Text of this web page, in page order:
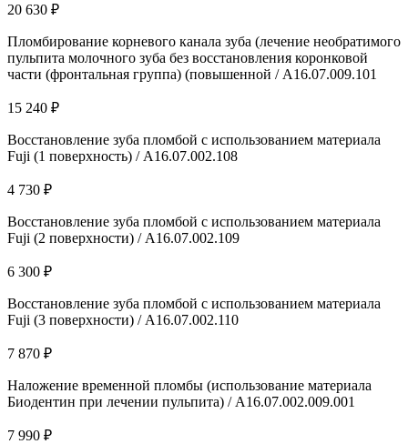
20 630 ₽
Пломбирование корневого канала зуба (лечение необратимого
пульпита молочного зуба без восстановления коронковой
части (фронтальная группа) (повышенной / А16.07.009.101
15 240 ₽
Восстановление зуба пломбой с использованием материала
Fuji (1 поверхность) / А16.07.002.108
4 730 ₽
Восстановление зуба пломбой с использованием материала
Fuji (2 поверхности) / А16.07.002.109
6 300 ₽
Восстановление зуба пломбой с использованием материала
Fuji (3 поверхности) / А16.07.002.110
7 870 ₽
Наложение временной пломбы (использование материала
Биодентин при лечении пульпита) / A16.07.002.009.001
7 990 ₽